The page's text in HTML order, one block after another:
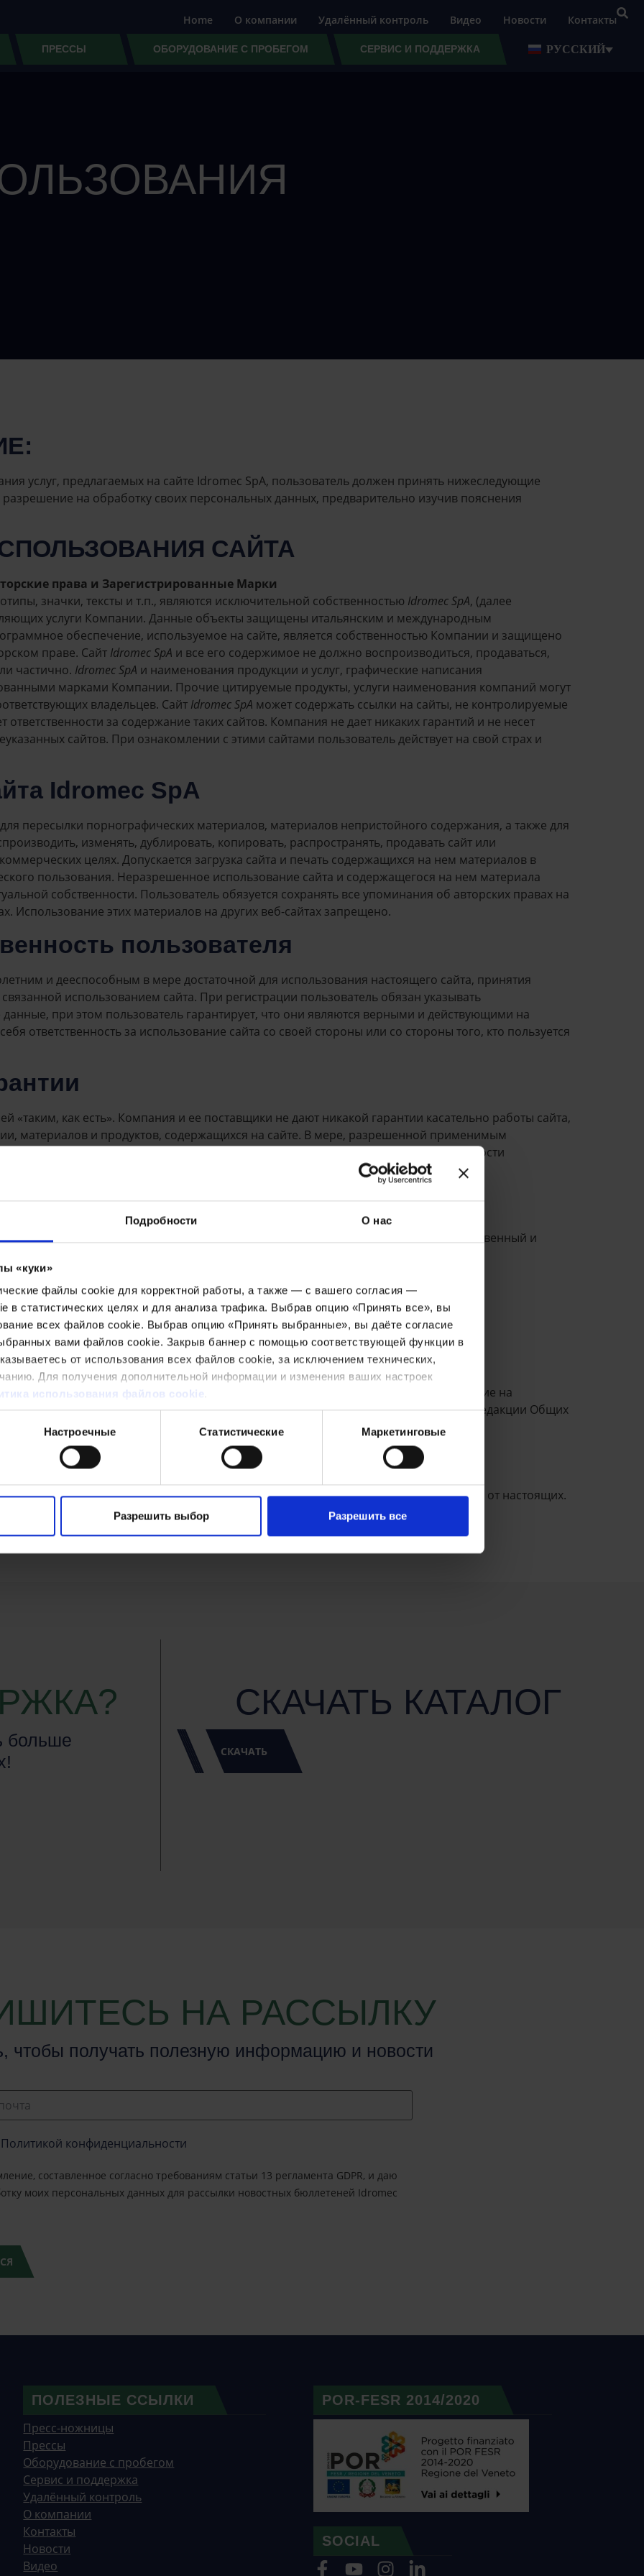
Подробности О нас
«куки»
файлы cookie для корректной работы, а также — с вашего согласия —
в статистических целях и для анализа трафика. Выбрав опцию «Принять все», вы
всех файлов cookie. Выбрав опцию «Принять выбранные», вы даёте согласие
вами файлов cookie. Закрыв баннер с помощью соответствующей функции в
от использования всех файлов cookie, за исключением технических,
Для получения дополнительной информации и изменения ваших настроек
использования файлов cookie
Настроечные Статистические Маркетинговые
Разрешить выбор Разрешить все
Home О компании Удалённый контроль Видео Новости Контакты
ПРЕССЫ ОБОРУДОВАНИЕ С ПРОБЕГОМ СЕРВИС И ПОДДЕРЖКА РУССКИЙ
услуг, предлагаемых на сайте Idromec SpA, пользователь должен принять нижеследующие
на обработку своих персональных данных, предварительно изучив пояснения
САЙТА
права и Зарегистрированные Марки
значки, тексты и т.п., являются исключительной собственностью Idromec SpA, (далее
услуги Компании. Данные объекты защищены итальянским и международным
обеспечение, используемое на сайте, является собственностью Компании и защищено
праве. Сайт Idromec SpA и все его содержимое не должно воспроизводиться, продаваться,
частично. Idromec SpA и наименования продукции и услуг, графические написания
марками Компании. Прочие цитируемые продукты, услуги наименования компаний могут
владельцев. Сайт Idromec SpA может содержать ссылки на сайты, не контролируемые
за содержание таких сайтов. Компания не дает никаких гарантий и не несет
сайтов. При ознакомлении с этими сайтами пользователь действует на свой страх и
Idromec SpA
пересылки порнографических материалов, материалов непристойного содержания, а также для
изменять, дублировать, копировать, распространять, продавать сайт или
целях. Допускается загрузка сайта и печать содержащихся на нем материалов в
пользования. Неразрешенное использование сайта и содержащегося на нем материала
собственности. Пользователь обязуется сохранять все упоминания об авторских правах на
Использование этих материалов на других веб-сайтах запрещено.
пользователя
и дееспособным в мере достаточной для использования настоящего сайта, принятия
использованием сайта. При регистрации пользователь обязан указывать
при этом пользователь гарантирует, что они являются верными и действующими на
ответственность за использование сайта со своей стороны или со стороны того, кто пользуется
«таким, как есть». Компания и ее поставщики не дают никакой гарантии касательно работы сайта,
материалов и продуктов, содержащихся на сайте. В мере, разрешенной применимым
прямой или косвенной гарантии о коммерческой пригодности и предназначенности
любой природы, явившийся следствием использования сайта, в т.ч. за прямой, косвенный и
законодательство.
сайт и настоящие Общие Условия в любое время. Об изменениях дается сообщение на
сохранении прав на отказ) продолжает использовать сайт согласно измененной редакции Общих
частей сайта может регулироваться дополнительными условиями отличными от настоящих.
условиями.
больше
СКАЧАТЬ КАТАЛОГ
СКАЧАТЬ
НА РАССЫЛКУ
чтобы получать полезную информацию и новости
конфиденциальности
составленное согласно требованиям статьи 13 регламента GDPR, и даю
моих персональных данных для рассылки новостных бюллетеней Idromec
ПОЛЕЗНЫЕ ССЫЛКИ
Пресс-ножницы
Прессы
Оборудование с пробегом
Сервис и поддержка
Удалённый контроль
О компании
Контакты
Новости
Видео
POR-FESR 2014/2020
SOCIAL